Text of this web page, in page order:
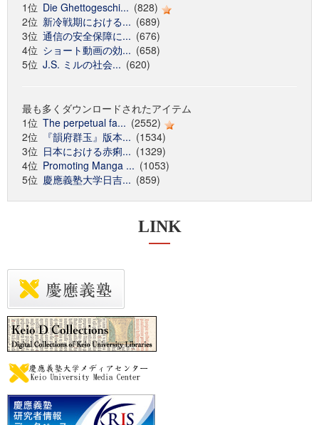
1位 Die Ghettogeschi... (828)
2位 新冷戦期における... (689)
3位 通信の安全保障に... (676)
4位 ショート動画の効... (658)
5位 J.S. ミルの社会... (620)
最も多くダウンロードされたアイテム
1位 The perpetual fa... (2552)
2位
『韻府群玉』版本... (1534)
3位 日本における赤痢... (1329)
4位 Promoting Manga ... (1053)
5位 慶應義塾大学日吉... (859)
LINK